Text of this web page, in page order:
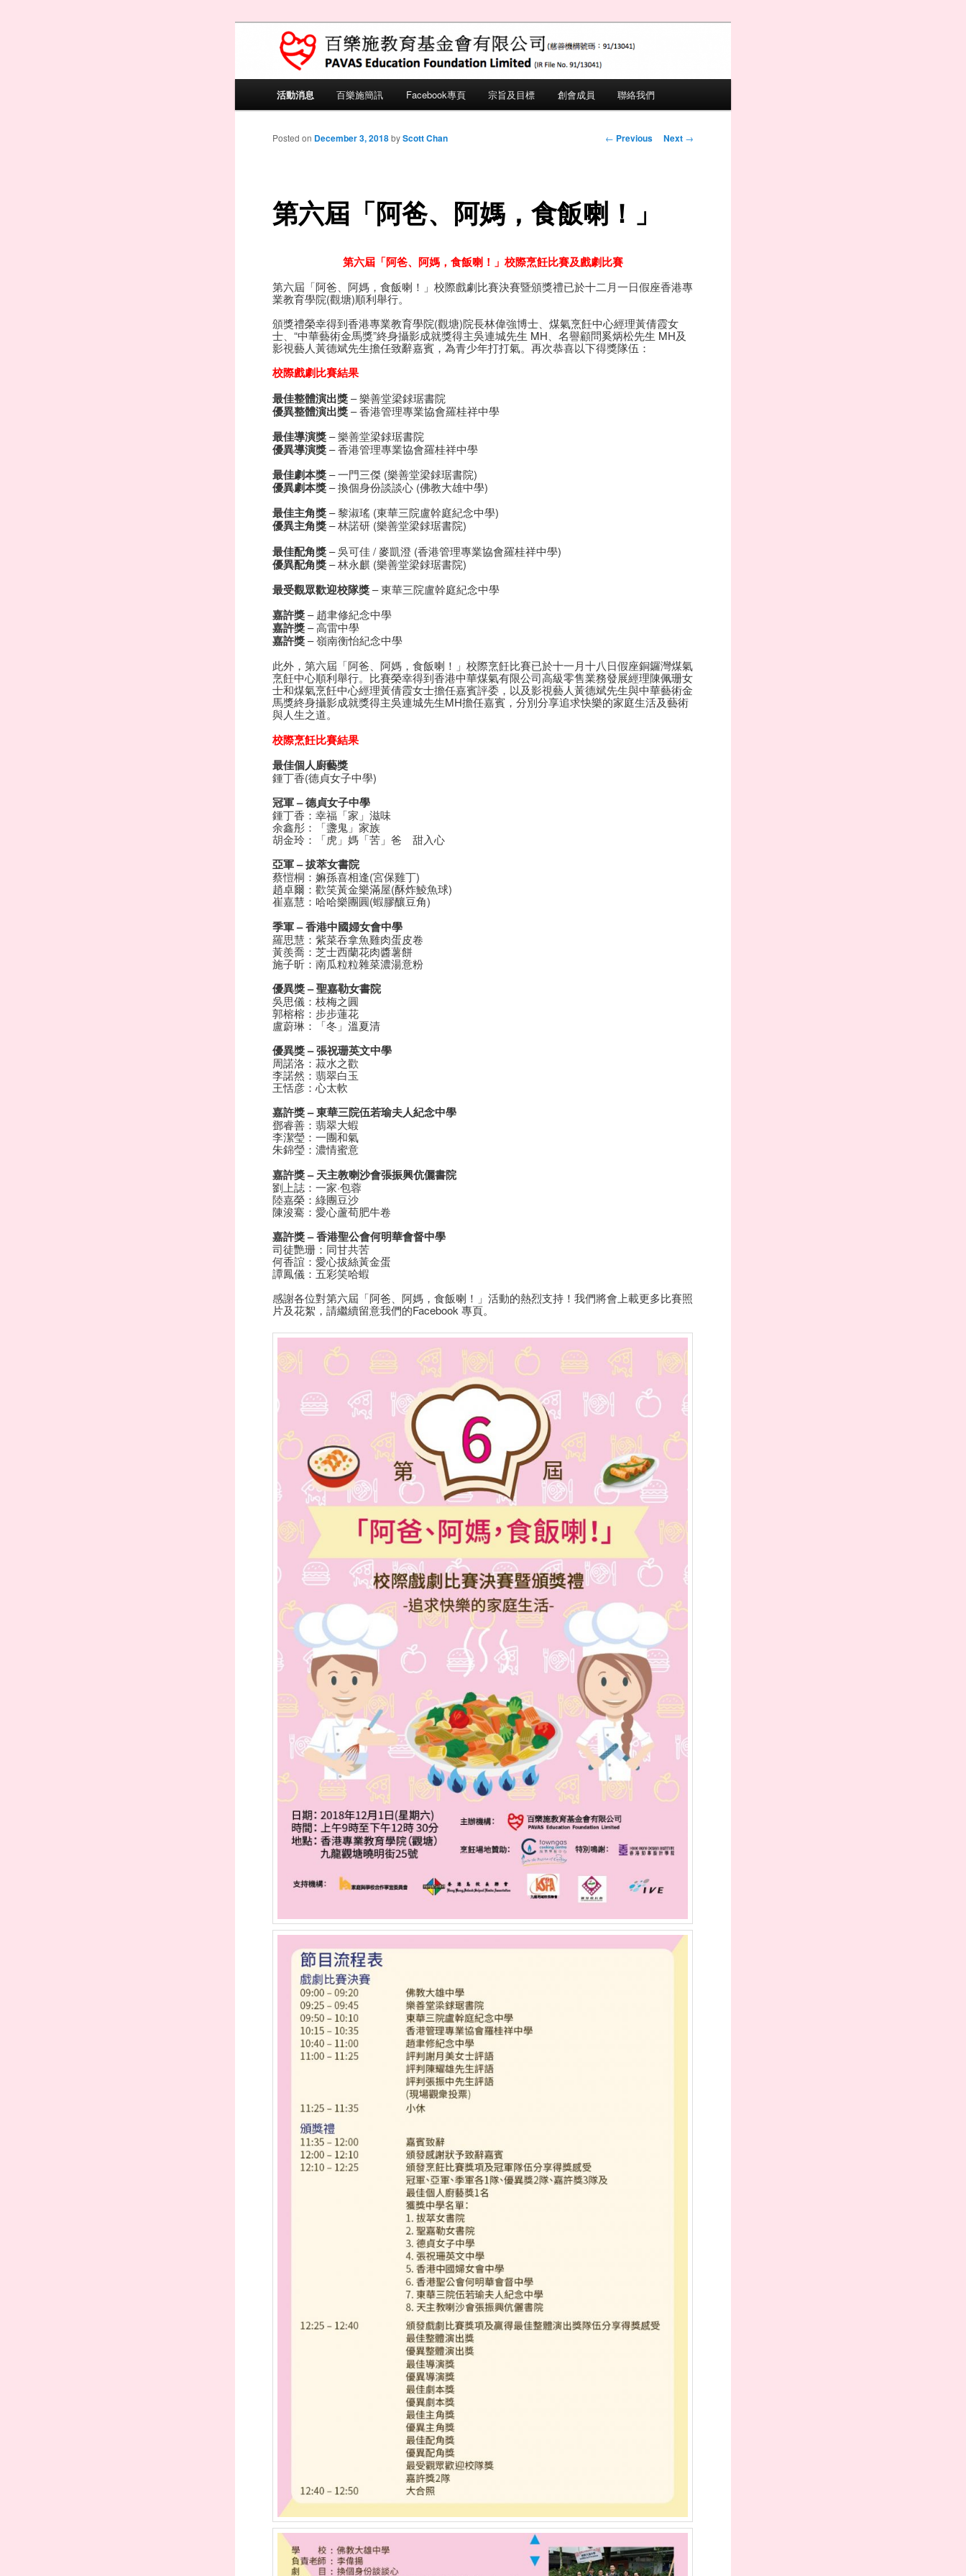
百樂施教育基金會
PAVAS Education Foundation Limited (IR File No.
91/13041)
Skip to primary content
Skip to secondary content
活動消息 百樂施簡訊 Facebook專頁 宗旨及目標 創會成員 聯絡我們
Post navigation
← Previous Next →
第六屆「阿爸、阿媽，食飯喇！」
Posted on December 3, 2018 byScott Chan
第六屆「阿爸、阿媽，食飯喇！」校際烹飪比賽及戲劇比賽
第六屆「阿爸、阿媽，食飯喇！」校際戲劇比賽決賽暨頒獎禮已於十二月一日假座香港專
業教育學院(觀塘)順利舉行。
頒獎禮榮幸得到香港專業教育學院(觀塘)院長林偉強博士、煤氣烹飪中心經理黃倩霞女
士、“中華藝術金馬獎”終身攝影成就獎得主吳連城先生 MH、名譽顧問奚炳松先生 MH及
影視藝人黃德斌先生擔任致辭嘉賓，為青少年打打氣。再次恭喜以下得獎隊伍：
校際戲劇比賽結果
最佳整體演出獎– 樂善堂梁銶琚書院
優異整體演出獎– 香港管理專業協會羅桂祥中學
最佳導演獎– 樂善堂梁銶琚書院
優異導演獎– 香港管理專業協會羅桂祥中學
最佳劇本獎– 一門三傑 (樂善堂梁銶琚書院)
優異劇本獎– 換個身份談談心 (佛教大雄中學)
最佳主角獎– 黎淑瑤 (東華三院盧幹庭紀念中學)
優異主角獎– 林諾研 (樂善堂梁銶琚書院)
最佳配角獎– 吳可佳 / 麥凱澄 (香港管理專業協會羅桂祥中學)
優異配角獎– 林永麒 (樂善堂梁銶琚書院)
最受觀眾歡迎校隊獎– 東華三院盧幹庭紀念中學
嘉許獎– 趙聿修紀念中學
嘉許獎– 高雷中學
嘉許獎– 嶺南衡怡紀念中學
此外，第六屆「阿爸、阿媽，食飯喇！」校際烹飪比賽已於十一月十八日假座銅鑼灣煤氣
烹飪中心順利舉行。比賽榮幸得到香港中華煤氣有限公司高級零售業務發展經理陳佩珊女
士和煤氣烹飪中心經理黃倩霞女士擔任嘉賓評委，以及影視藝人黃德斌先生與中華藝術金
馬獎終身攝影成就獎得主吳連城先生MH擔任嘉賓，分別分享追求快樂的家庭生活及藝術
與人生之道。
校際烹飪比賽結果
最佳個人廚藝獎
鍾丁香(德貞女子中學)
冠軍 – 德貞女子中學
鍾丁香：幸福「家」滋味
余鑫彤：「盞鬼」家族
胡金玲：「虎」媽「苦」爸 甜入心
亞軍 – 拔萃女書院
蔡愷桐：嫲孫喜相逢(宮保雞丁)
趙卓爾：歡笑黃金樂滿屋(酥炸鯪魚球)
崔嘉慧：哈哈樂團圓(蝦膠釀豆角)
季軍 – 香港中國婦女會中學
羅思慧：紫菜吞拿魚雞肉蛋皮卷
黃羨喬：芝士西蘭花肉醬薯餅
施子昕：南瓜粒粒雜菜濃湯意粉
優異獎 – 聖嘉勒女書院
吳思儀：枝梅之圓
郭榕榕：步步蓮花
盧蔚琳：「冬」溫夏清
優異獎 – 張祝珊英文中學
周諾洛：菽水之歡
李諾然：翡翠白玉
王恬彦：心太軟
嘉許獎 – 東華三院伍若瑜夫人紀念中學
鄧睿善：翡翠大蝦
李潔瑩：一團和氣
朱錦瑩：濃情蜜意
嘉許獎 – 天主教喇沙會張振興伉儷書院
劉上誌：一家·包蓉
陸嘉榮：綠團豆沙
陳浚騫：愛心蘆荀肥牛卷
嘉許獎 – 香港聖公會何明華會督中學
司徒艷珊：同甘共苦
何香誼：愛心拔絲黃金蛋
譚鳳儀：五彩笑哈蝦
感謝各位對第六屆「阿爸、阿媽，食飯喇！」活動的熱烈支持！我們將會上載更多比賽照
片及花絮，請繼續留意我們的Facebook 專頁。